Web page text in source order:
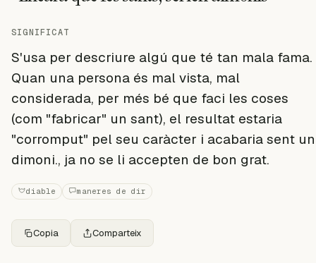
SIGNIFICAT
S'usa per descriure algú que té tan mala fama.
Quan una persona és mal vista, mal
considerada, per més bé que faci les coses
(com "fabricar" un sant), el resultat estaria
"corromput" pel seu caràcter i acabaria sent un
dimoni., ja no se li accepten de bon grat.
diable maneres de dir
Copia Comparteix